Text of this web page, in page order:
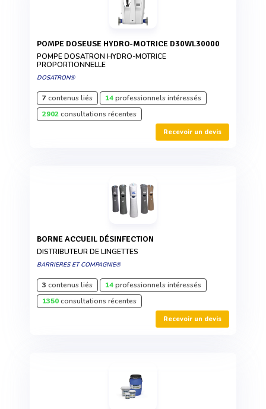
POMPE DOSEUSE HYDRO-MOTRICE D30WL30000
POMPE DOSATRON HYDRO-MOTRICE
PROPORTIONNELLE
DOSATRON®
7contenus liés 14professionnels intéressés
2902consultations récentes
Recevoir un devis
BORNE ACCUEIL DÉSINFECTION
DISTRIBUTEUR DE LINGETTES
BARRIERES ET COMPAGNIE®
3 contenus liés 14professionnels intéressés
1350consultations récentes
Recevoir un devis